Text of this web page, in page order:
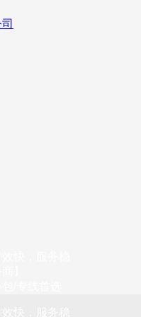
快，服务稳